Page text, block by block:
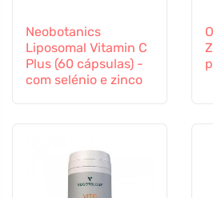
Neobotanics
Liposomal Vitamin C
Plus (60 cápsulas) -
com selénio e zinco